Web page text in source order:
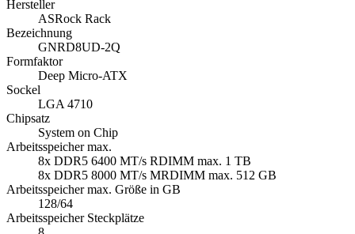
Hersteller
ASRock Rack
Bezeichnung
GNRD8UD-2Q
Formfaktor
Deep Micro-ATX
Sockel
LGA 4710
Chipsatz
System on Chip
Arbeitsspeicher max.
8x DDR5 6400 MT/s RDIMM max. 1 TB
8x DDR5 8000 MT/s MRDIMM max. 512 GB
Arbeitsspeicher max. Größe in GB
128/64
Arbeitsspeicher Steckplätze